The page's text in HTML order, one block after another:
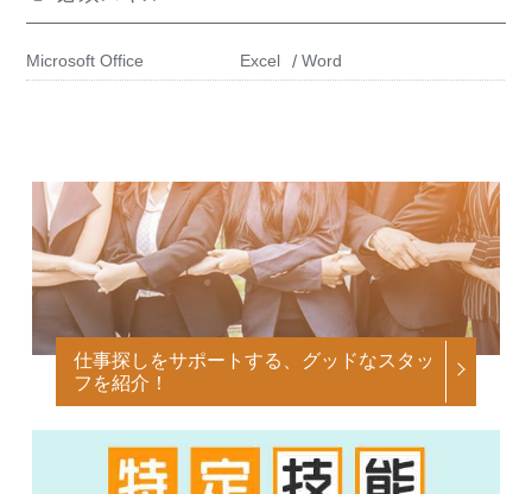
Microsoft Office Excel Word
仕事探しをサポートする、グッドなスタッ
フを紹介！